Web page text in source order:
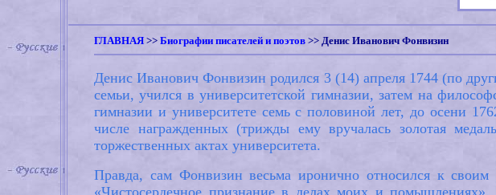
ГЛАВНАЯ >> Биографии писателей и поэтов >> Денис Иванович Фонвизин
Денис Иванович Фонвизин родился 3 (14) апреля 1744 (по
семьи, учился в университетской гимназии, затем на
гимназии и университете семь с половиной лет, до осени
числе награжденных (трижды ему вручалась золотая
торжественных актах университета.
Правда, сам Фонвизин весьма иронично относился к
«Чистосердечное признание в делах моих и